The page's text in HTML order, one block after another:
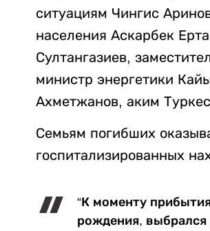
ситуациям Чингис
населения Аскарбек
Султангазиев,
министр энергетики
Ахметжанов, аким
Семьям погибших
госпитализированных
“К моменту
рождения, выбрался